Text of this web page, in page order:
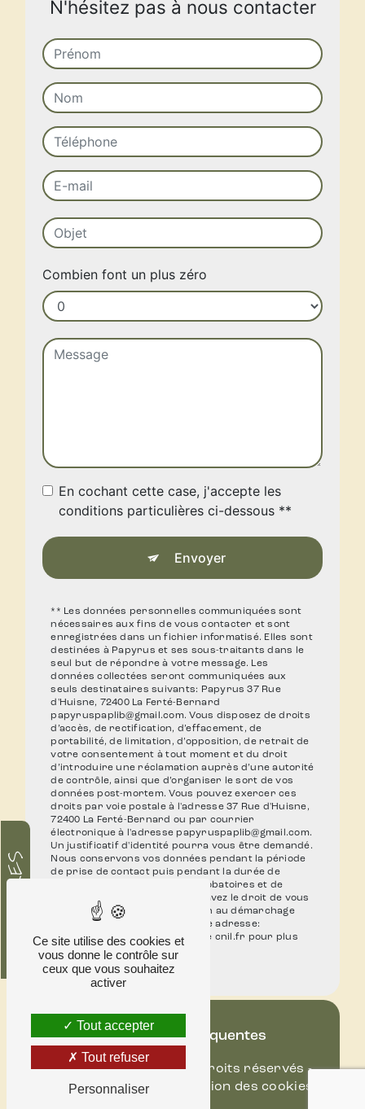
N'hésitez pas à nous contacter
Combien font un plus zéro
En cochant cette case, j'accepte les
conditions particulières ci-dessous **
Envoyer
** Les données personnelles communiquées sont
nécessaires aux fins de vous contacter et sont
enregistrées dans un fichier informatisé. Elles sont
destinées à Papyrus et ses sous-traitants dans le
seul but de répondre à votre message. Les
données collectées seront communiquées aux
seuls destinataires suivants: Papyrus 37 Rue
d'Huisne, 72400 La Ferté-Bernard
papyruspaplib@gmail.com. Vous disposez de droits
d’accès, de rectification, d’effacement, de
portabilité, de limitation, d’opposition, de retrait de
votre consentement à tout moment et du droit
d’introduire une réclamation auprès d’une autorité
de contrôle, ainsi que d’organiser le sort de vos
données post-mortem. Vous pouvez exercer ces
droits par voie postale à l'adresse 37 Rue d'Huisne,
72400 La Ferté-Bernard ou par courrier
électronique à l'adresse papyruspaplib@gmail.com.
Un justificatif d'identité pourra vous être demandé.
Nous conservons vos données pendant la période
de prise de contact puis pendant la durée de
prescription légale aux fins probatoires et de
gestion des contentieux. Vous avez le droit de vous
inscrire sur la liste d'opposition au démarchage
téléphonique, disponible à cette adresse:
Bloctel.gouv.fr. Consultez le site cnil.fr pour plus
d’informations sur vos droits.
Recherches fréquentes
©Vistalid- 2026 - Tous droits réservés -
Mentions légales
Gestion des cookies
Ce site utilise des cookies et
vous donne le contrôle sur
ceux que vous souhaitez
activer
Tout accepter
Tout refuser
Personnaliser